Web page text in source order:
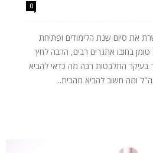
0
את סיום שנת הלימודים ופתיחת
טומן בחובו אתגרים רבים, הרבה לחץ
בעיקר התלבטות רבה מה כדאי להביא
ומה חשוב להביא מהבית...